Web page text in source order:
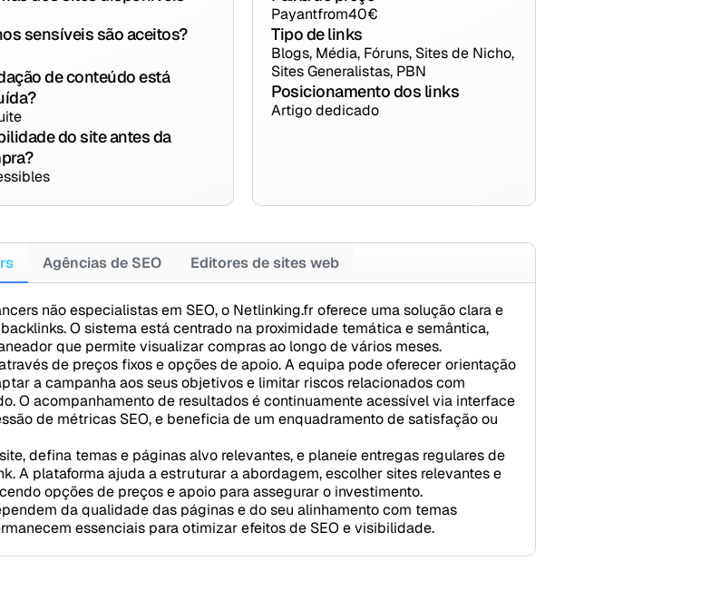
sensíveis são aceitos?
de conteúdo está
do site antes da
Payantfrom40€
Tipo de links
Blogs, Média, Fóruns, Sites de Nicho,
Sites Generalistas, PBN
Posicionamento dos links
Artigo dedicado
Agências de SEO Editores de sites web
não especialistas em SEO, o Netlinking.fr oferece uma solução clara e
O sistema está centrado na proximidade temática e semântica,
que permite visualizar compras ao longo de vários meses.
de preços fixos e opções de apoio. A equipa pode oferecer orientação
a campanha aos seus objetivos e limitar riscos relacionados com
O acompanhamento de resultados é continuamente acessível via interface
de métricas SEO, e beneficia de um enquadramento de satisfação ou
defina temas e páginas alvo relevantes, e planeie entregas regulares de
A plataforma ajuda a estruturar a abordagem, escolher sites relevantes e
opções de preços e apoio para assegurar o investimento.
da qualidade das páginas e do seu alinhamento com temas
essenciais para otimizar efeitos de SEO e visibilidade.